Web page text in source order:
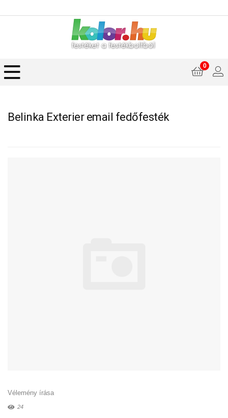
0
Belinka Exterier email fedőfesték
Vélemény írása
24